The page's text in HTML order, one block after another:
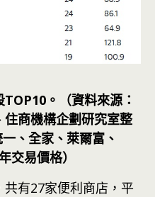
。（資料來源：
商機構企劃研究室整
、全家、萊爾富、
交易價格）
有27家便利商店，平